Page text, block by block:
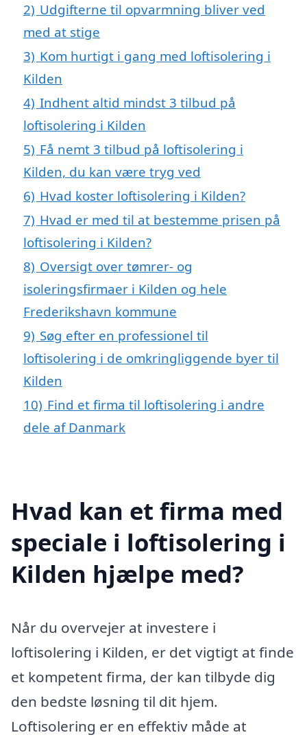
2) Udgifterne til opvarmning bliver ved
med at stige
3) Kom hurtigt i gang med loftisolering i
Kilden
4) Indhent altid mindst 3 tilbud på
loftisolering i Kilden
5) Få nemt 3 tilbud på loftisolering i
Kilden, du kan være tryg ved
6) Hvad koster loftisolering i Kilden?
7) Hvad er med til at bestemme prisen på
loftisolering i Kilden?
8) Oversigt over tømrer- og
isoleringsfirmaer i Kilden og hele
Frederikshavn kommune
9) Søg efter en professionel til
loftisolering i de omkringliggende byer til
Kilden
10) Find et firma til loftisolering i andre
dele af Danmark
Hvad kan et firma med
speciale i loftisolering i
Kilden hjælpe med?
Når du overvejer at investere i
loftisolering i Kilden, er det vigtigt at finde
et kompetent firma, der kan tilbyde dig
den bedste løsning til dit hjem.
Loftisolering er en effektiv måde at